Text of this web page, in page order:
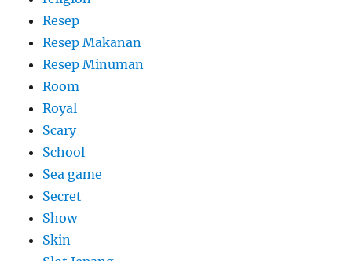
Resep
Resep Makanan
Resep Minuman
Room
Royal
Scary
School
Sea game
Secret
Show
Skin